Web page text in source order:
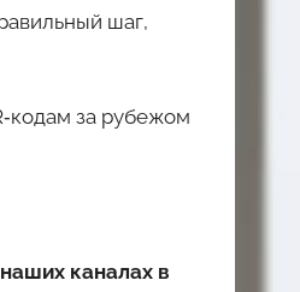
шаг,
за рубежом
каналах в